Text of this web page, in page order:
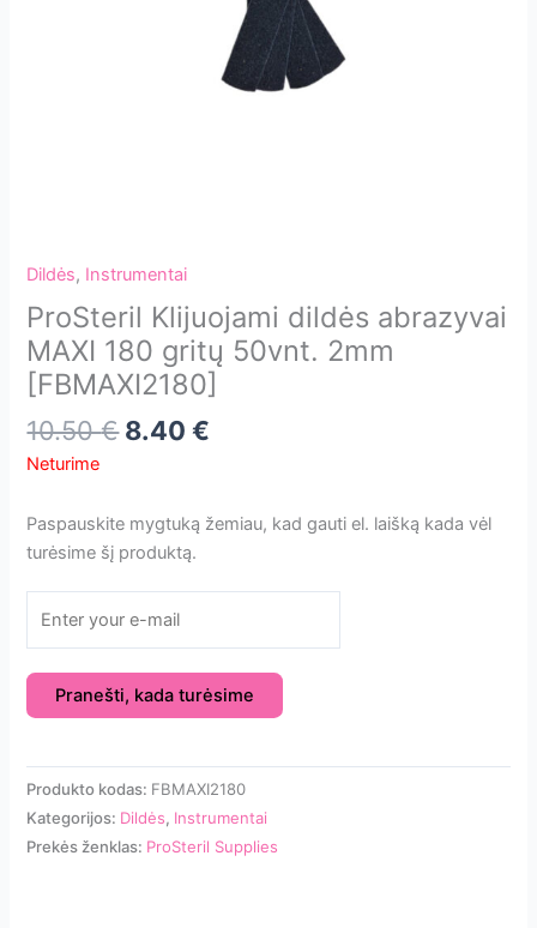
Dildės, Instrumentai
ProSteril Klijuojami dildės abrazyvai
MAXI 180 gritų 50vnt. 2mm
[FBMAXI2180]
10.50€ 8.40€
Neturime
Paspauskite mygtuką žemiau, kad gauti el. laišką kada vėl
turėsime šį produktą.
Pranešti, kada turėsime
Produkto kodas: FBMAXI2180
Kategorijos: Dildės, Instrumentai
Prekės ženklas: ProSteril Supplies